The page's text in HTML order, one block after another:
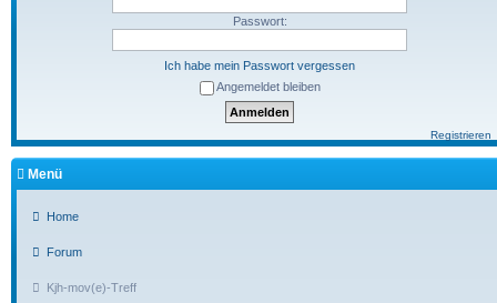
Passwort:
Ich habe mein Passwort vergessen
Angemeldet bleiben
Registrieren
Menü
Home
Forum
Kjh-mov(e)-Treff